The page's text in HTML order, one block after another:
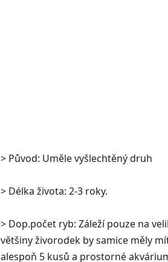
> Původ: Uměle vyšlechtěný druh
> Délka života: 2-3 roky.
> Dop.počet ryb: Záleží pouze na
většiny živorodek by samice měly
alespoň 5 kusů a prostorné